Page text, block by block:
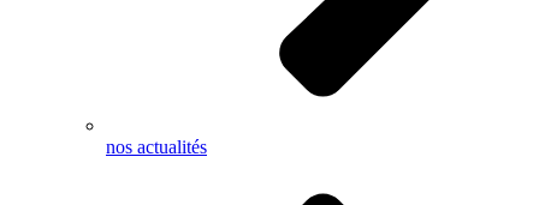
nos actualités